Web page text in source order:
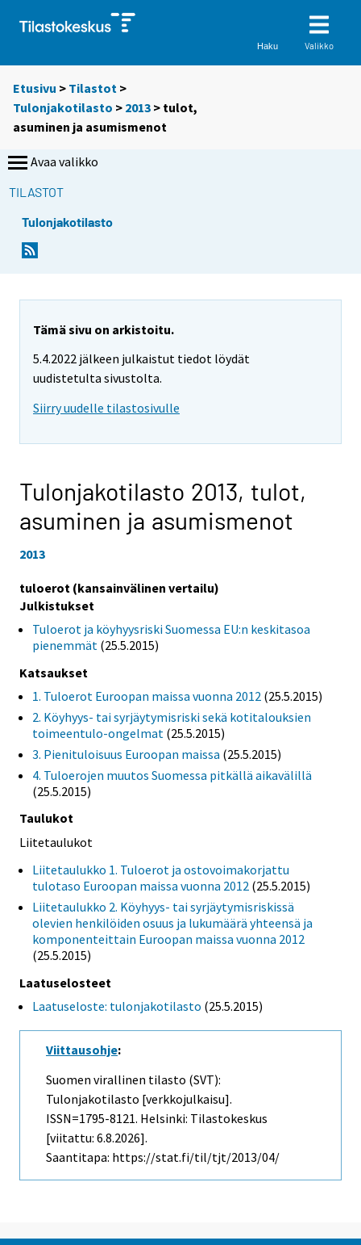
Haku Valikko
Etusivu > Tilastot >
Tulonjakotilasto > 2013 > tulot,
asuminen ja asumismenot
Avaa valikko
TILASTOT
Tulonjakotilasto
Tämä sivu on arkistoitu.
5.4.2022 jälkeen julkaistut tiedot löydät
uudistetulta sivustolta.
Siirry uudelle tilastosivulle
Tulonjakotilasto 2013, tulot,
asuminen ja asumismenot
2013
tuloerot (kansainvälinen vertailu)
Julkistukset
Tuloerot ja köyhyysriski Suomessa EU:n keskitasoa
pienemmät (25.5.2015)
Katsaukset
1. Tuloerot Euroopan maissa vuonna 2012 (25.5.2015)
2. Köyhyys- tai syrjäytymisriski sekä kotitalouksien
toimeentulo-ongelmat (25.5.2015)
3. Pienituloisuus Euroopan maissa (25.5.2015)
4. Tuloerojen muutos Suomessa pitkällä aikavälillä
(25.5.2015)
Taulukot
Liitetaulukot
Liitetaulukko 1. Tuloerot ja ostovoimakorjattu
tulotaso Euroopan maissa vuonna 2012 (25.5.2015)
Liitetaulukko 2. Köyhyys- tai syrjäytymisriskissä
olevien henkilöiden osuus ja lukumäärä yhteensä ja
komponenteittain Euroopan maissa vuonna 2012
(25.5.2015)
Laatuselosteet
Laatuseloste: tulonjakotilasto (25.5.2015)
Viittausohje:
Suomen virallinen tilasto (SVT):
Tulonjakotilasto [verkkojulkaisu].
ISSN=1795-8121. Helsinki: Tilastokeskus
[viitattu: 6.8.2026].
Saantitapa: https://stat.fi/til/tjt/2013/04/